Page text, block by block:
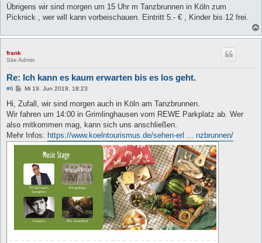
Übrigens wir sind morgen um 15 Uhr m Tanzbrunnen in Köln zum
Picknick , wer will kann vorbeischauen. Eintritt 5.- € , Kinder bis 12 frei.
frank
Site Admin
Re: Ich kann es kaum erwarten bis es los geht.
#6
B
i
r
a
Mi 19. Jun 2019, 18:23
Hi, Zufall, wir sind morgen auch in Köln am Tanzbrunnen.
Wir fahren um 14:00 in Grimlinghausen vom REWE Parkplatz ab. Wer
also mitkommen mag, kann sich uns anschließen.
Mehr Infos: https://www.koelntourismus.de/sehen-erl ... nzbrunnen/